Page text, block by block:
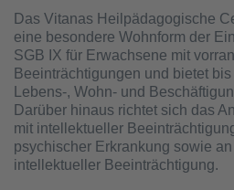
Das Vitanas Heilpädagogische
eine besondere Wohnform der
SGB IX für Erwachsene mit
Beeinträchtigungen und bietet
Lebens-, Wohn- und
Darüber hinaus richtet sich das
mit intellektueller
psychischer Erkrankung sowie
intellektueller Beeinträchtigung.